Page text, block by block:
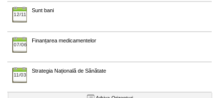
12/11
Sunt bani
07/06
Finanțarea medicamentelor
11/03
Strategia Națională de Sănătate